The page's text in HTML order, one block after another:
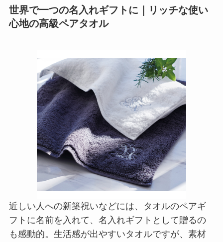
世界で一つの名入れギフトに｜リッチな使い
心地の高級ペアタオル
近しい人への新築祝いなどには、タオルのペアギ
フトに名前を入れて、名入れギフトとして贈るの
も感動的。生活感が出やすいタオルですが、素材